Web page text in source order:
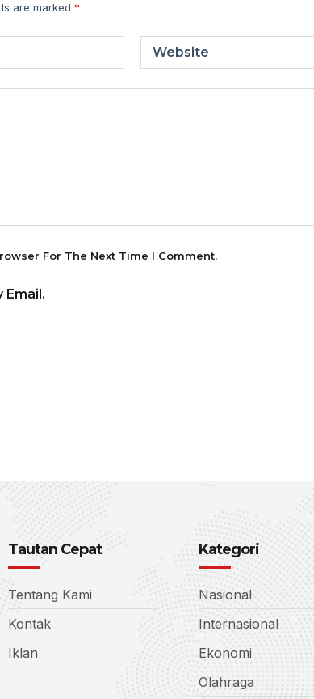
are marked *
Website
For The Next Time I Comment.
Email.
Tautan Cepat
Tentang Kami
Kontak
Iklan
Kategori
Nasional
Internasional
Ekonomi
Olahraga